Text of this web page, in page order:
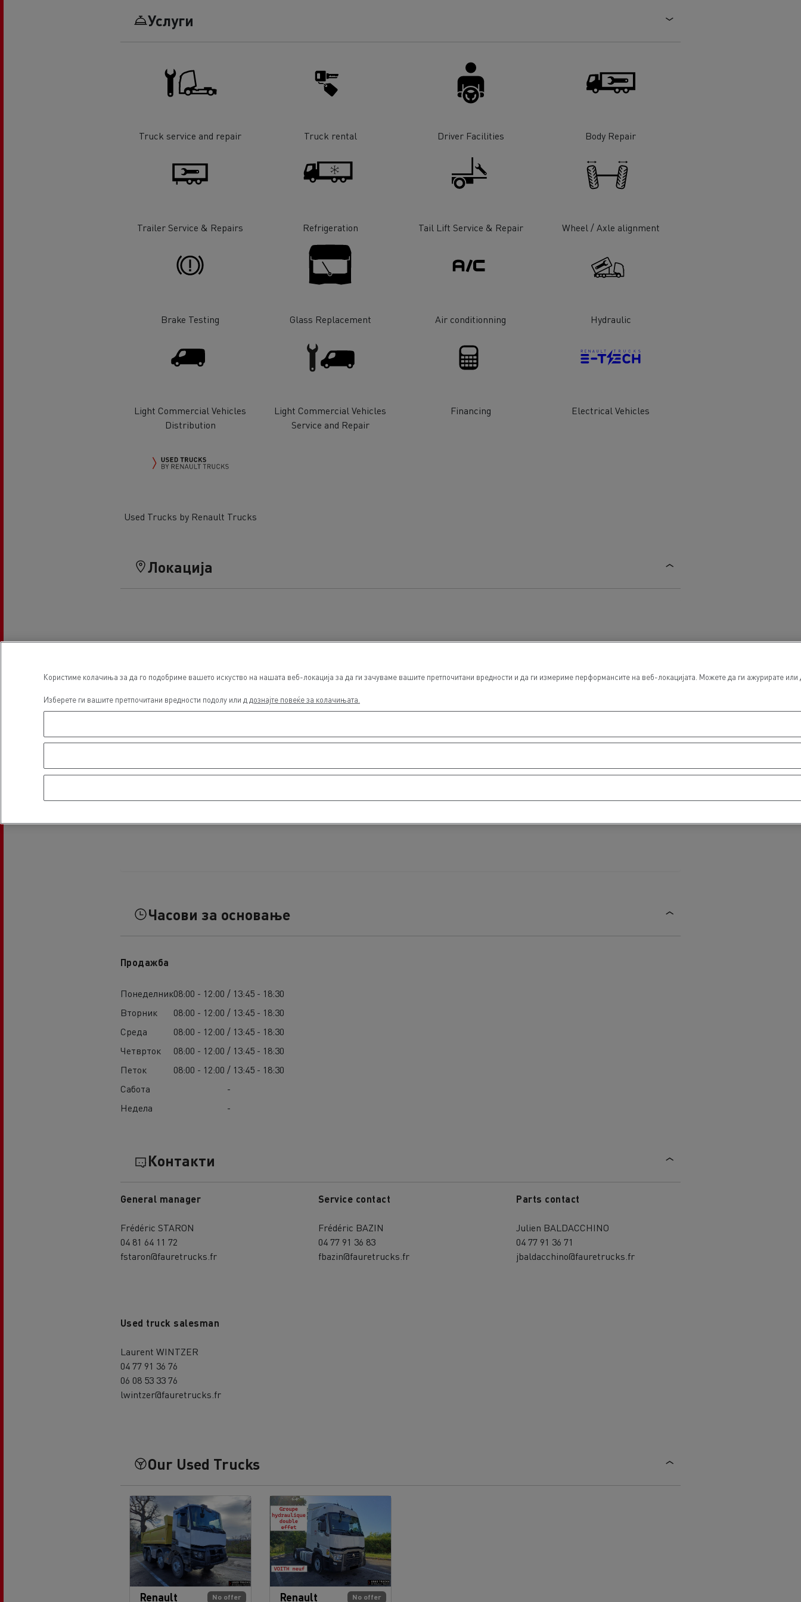
Услуги
Truck service and repair Truck rental Driver Facilities Body Repair
Trailer Service & Repairs Refrigeration Tail Lift Service & Repair Wheel / Axle alignment
Brake Testing Glass Replacement Air conditionning Hydraulic
Light Commercial Vehicles
Distribution
Light Commercial Vehicles
Service and Repair
Financing Electrical Vehicles
Used Trucks by Renault Trucks
Локација
Часови за основање
Продажба
Понеделник08:00 - 12:00 / 13:45 - 18:30
Вторник
08:00 - 12:00 / 13:45 - 18:30
Среда
08:00 - 12:00 / 13:45 - 18:30
Четврток
08:00 - 12:00 / 13:45 - 18:30
Петок
08:00 - 12:00 / 13:45 - 18:30
Сабота
-
Недела
-
Контакти
General manager
Frédéric STARON
04 81 64 11 72
fstaron@fauretrucks.fr
Service contact
Frédéric BAZIN
04 77 91 36 83
fbazin@fauretrucks.fr
Parts contact
Julien BALDACCHINO
04 77 91 36 71
jbaldacchino@fauretrucks.fr
Used truck salesman
Laurent WINTZER
04 77 91 36 76
06 08 53 33 76
lwintzer@fauretrucks.fr
Our Used Trucks
No offer
Renault No offer
Renault
Користиме колачиња за да го подобриме вашето искуство на нашата веб-локација за да ги зачуваме вашите претпочитани вредности и да ги измериме перформансите на веб-локацијата. Можете да ги ажурирате
Изберете ги вашите претпочитани вредности подолу или д дознајте повеќе за колачињата.